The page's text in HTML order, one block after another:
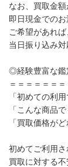
なお、買取金
即日現金でのお
ご希望があれ
当日振り込み対
◎経験豊富な鑑
＝＝＝＝＝＝
「初めての利
「こんな商品
「買取価格が
初めてご利用さ
買取に対する不